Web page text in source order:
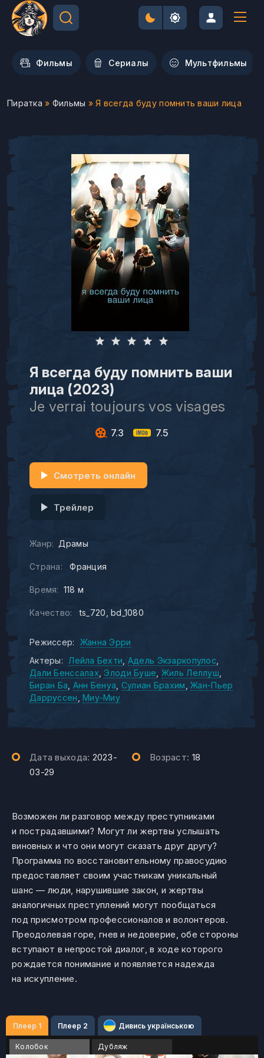
Фильмы Сериалы Мультфильмы
Пиратка » Фильмы » Я всегда буду помнить ваши лица
Я всегда буду помнить ваши
лица (2023)
Je verrai toujours vos visages
7.3 7.5
Жанр: Драмы
Страна: Франция
Время: 118 м
Качество: ts_720 bd_1080
Смотреть онлайн
Трейлер
Режиссер:
Жанна Эрри
Актеры:
Лейла Бехти Адель Экзаркопулос
Дали Бенссалах Элоди Буше Жиль Леллуш
Биран Ба Анн Бенуа Сулиан Брахим Жан-Пьер
Дарруссен Миу-Миу
Дата выхода: 2023-
03-29
Возраст: 18
Возможен ли разговор между преступниками
и пострадавшими? Могут ли жертвы услышать
виновных и что они могут сказать друг другу?
Программа по восстановительному правосудию
предоставляет своим участникам уникальный
шанс — люди, нарушившие закон, и жертвы
аналогичных преступлений могут пообщаться
под присмотром профессионалов и волонтеров.
Преодолевая горе, гнев и недоверие, обе стороны
вступают в непростой диалог, в ходе которого
рождается понимание и появляется надежда
на искупление.
Плеер 1 Плеер 2 Дивись українською
Колобок Дубляж